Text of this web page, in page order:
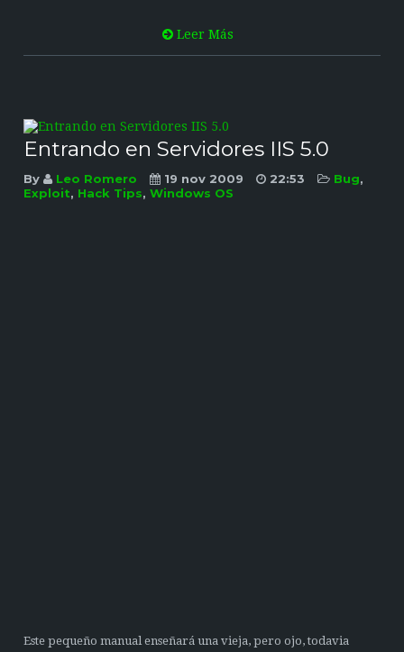
Leer Más
Entrando en Servidores IIS 5.0
By Leo Romero 19 nov 2009 22:53 Bug,
Exploit, Hack Tips,Windows OS
Este pequeño manual enseñará una vieja, pero ojo, todavia